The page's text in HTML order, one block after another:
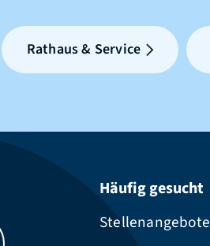
Rathaus & Service
Häufig gesucht
Stellenangebote